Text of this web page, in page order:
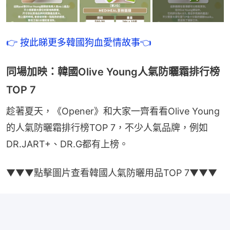
👉 按此睇更多韓國狗血愛情故事👈
同場加映：韓國Olive Young人氣防曬霜排行榜
TOP 7
趁著夏天，《Opener》和大家一齊看看Olive Young
的人氣防曬霜排行榜TOP 7，不少人氣品牌，例如
DR.JART+、DR.G都有上榜。
▼▼▼點擊圖片查看韓國人氣防曬用品TOP 7▼▼▼